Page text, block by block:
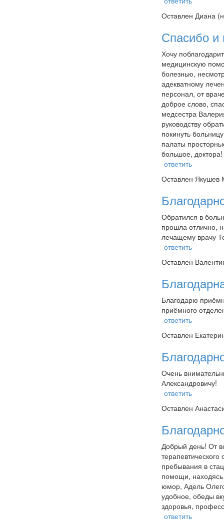
Оставлен Диана
Спасибо и
Хочу
медицинскую
болезнью,
адекватному
персонал, от
доброе слово,
медсестра
руководству
покинуть
палаты
большое,
ответить
Оставлен Якушев
Обратился в
прошла отлично,
лечащему врачу
ответить
Оставлен
Благодарю
приёмного
ответить
Оставлен
Очень
Александровичу!
ответить
Оставлен
Добрый день! От
пребывания в
помощи,
юмор, Адель
удобное, обеды
здоровья,
ответить